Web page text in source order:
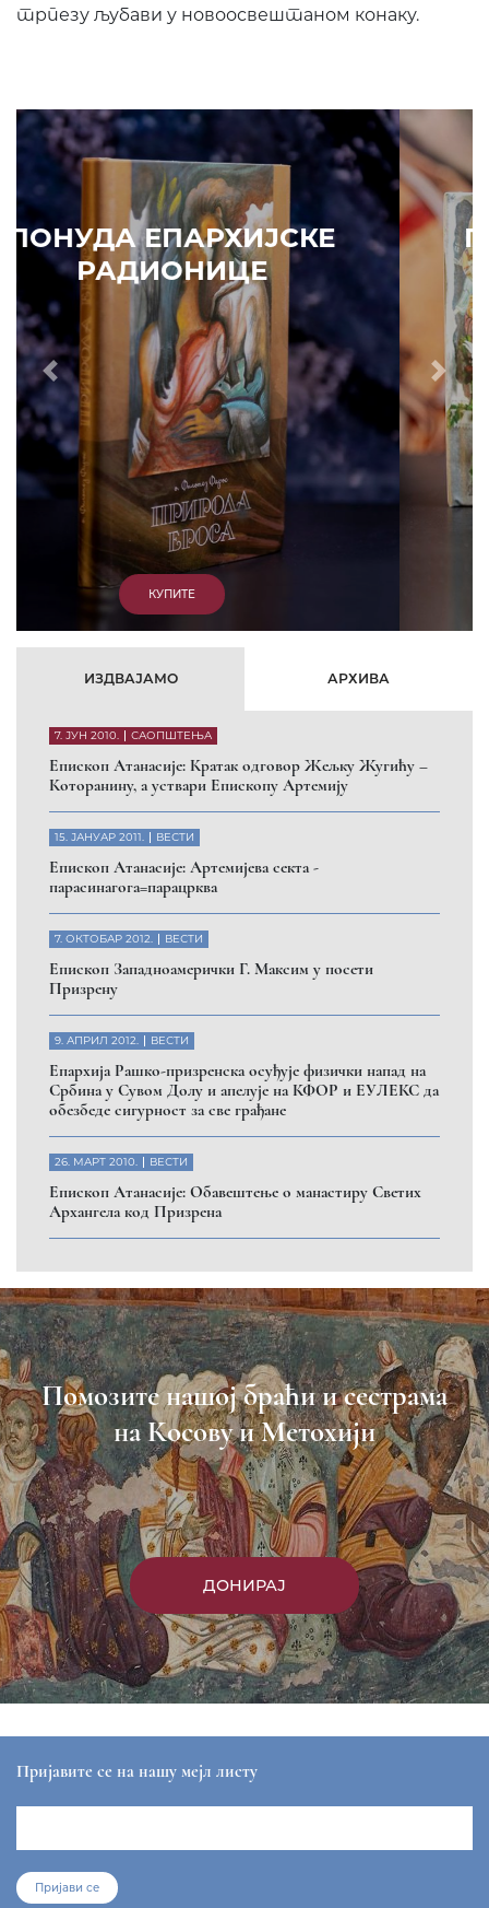
трпезу љубави у новоосвештаном конаку.
ПОНУДА ЕПАРХИЈСКЕ
РАДИОНИЦЕ
КУПИТЕ
Prethodni
ИЗДВАЈАМО АРХИВА
7. ЈУН 2010. САОПШТЕЊА
Eпископ Атанасије: Кратак одговор Жељку Жугићу –
Которанину, а уствари Епископу Артемију
15. ЈАНУАР 2011. ВЕСТИ
Eпископ Атанасије: Артемијева секта -
парасинагога=парацрква
7. ОКТОБАР 2012. ВЕСТИ
Eпископ Западноамерички Г. Максим у посети
Призрену
9. АПРИЛ 2012. ВЕСТИ
Eпархија Рашко-призренска осуђује физички напад на
Србина у Сувом Долу и апелује на КФОР и ЕУЛЕКС да
обезбеде сигурност за све грађане
26. МАРТ 2010. ВЕСТИ
Eпископ Атанасије: Обавештење о манастиру Светих
Архангела код Призрена
Помозите нашој браћи и сестрама
на Косову и Метохији
ДОНИРАЈ
Пријавите се на нашу мејл листу
Пријави се